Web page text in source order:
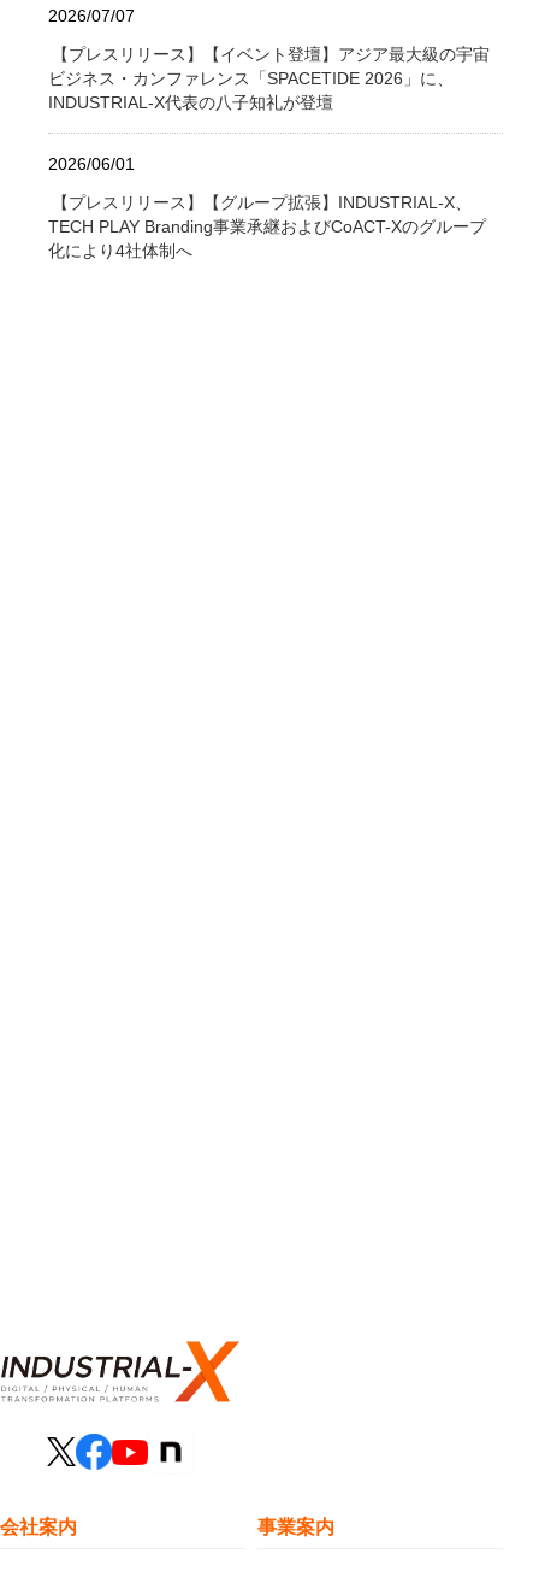
2026/07/07
【プレスリリース】【イベント登壇】アジア最大級の宇宙
ビジネス・カンファレンス「SPACETIDE 2026」に、
INDUSTRIAL-X代表の八子知礼が登壇
2026/06/01
【プレスリリース】【グループ拡張】INDUSTRIAL-X、
TECH PLAY Branding事業承継およびCoACT-Xのグループ
化により4社体制へ
会社案内 事業案内